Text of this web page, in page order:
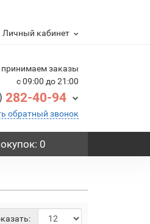
Личный кабинет
принимаем заказы
с 09:00 до 21:00
282-40-94
обратный звонок
: 0